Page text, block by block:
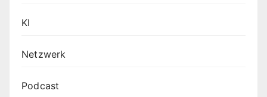
KI
Netzwerk
Podcast